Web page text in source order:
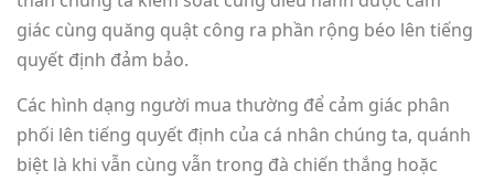
giác cùng quăng quật công ra phần rộng béo lên tiếng
quyết định đảm bảo.
Các hình dạng người mua thường để cảm giác phân
phối lên tiếng quyết định của cá nhân chúng ta, quánh
biệt là khi vẫn cùng vẫn trong đà chiến thắng hoặc